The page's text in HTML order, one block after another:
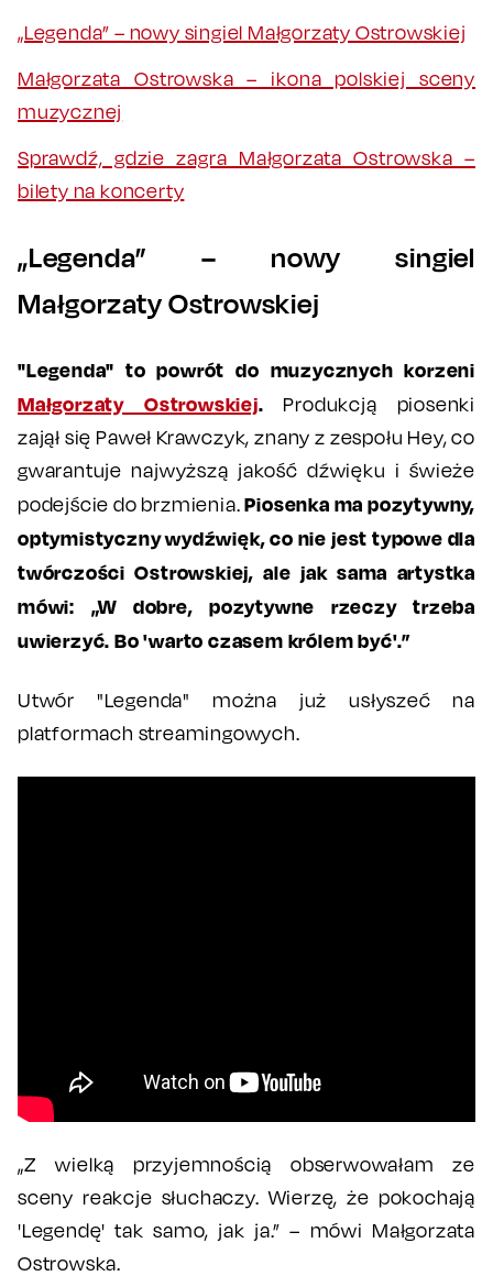
„Legenda” – nowy singiel Małgorzaty Ostrowskiej
Małgorzata Ostrowska – ikona polskiej sceny
muzycznej
Sprawdź, gdzie zagra Małgorzata Ostrowska –
bilety na koncerty
„Legenda” – nowy singiel
Małgorzaty Ostrowskiej
"Legenda" to powrót do muzycznych korzeni
Małgorzaty Ostrowskiej. Produkcją piosenki
zajął się Paweł Krawczyk, znany z zespołu Hey, co
gwarantuje najwyższą jakość dźwięku i świeże
podejście do brzmienia.Piosenka ma pozytywny,
optymistyczny wydźwięk, co nie jest typowe dla
twórczości Ostrowskiej, ale jak sama artystka
mówi: „W dobre, pozytywne rzeczy trzeba
uwierzyć. Bo 'warto czasem królem być'.”
Utwór "Legenda" można już usłyszeć na
platformach streamingowych.
„Z wielką przyjemnością obserwowałam ze
sceny reakcje słuchaczy. Wierzę, że pokochają
'Legendę' tak samo, jak ja.” – mówi Małgorzata
Ostrowska.